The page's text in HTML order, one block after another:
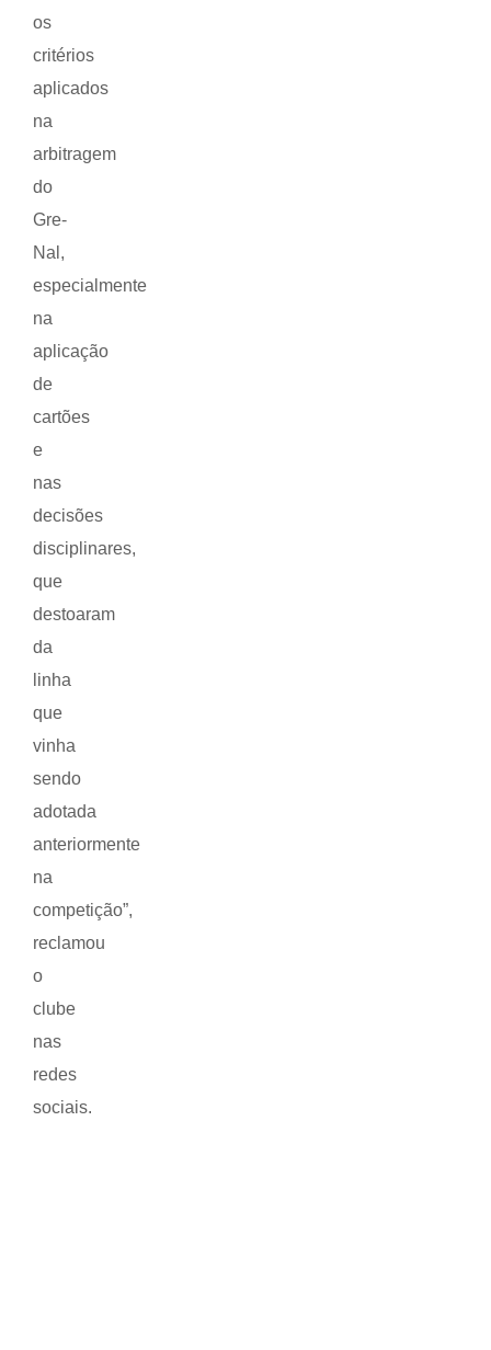
os
critérios
aplicados
na
arbitragem
do
Gre-
Nal,
especialmente
na
aplicação
de
cartões
e
nas
decisões
disciplinares,
que
destoaram
da
linha
que
vinha
sendo
adotada
anteriormente
na
competição”,
reclamou
o
clube
nas
redes
sociais.